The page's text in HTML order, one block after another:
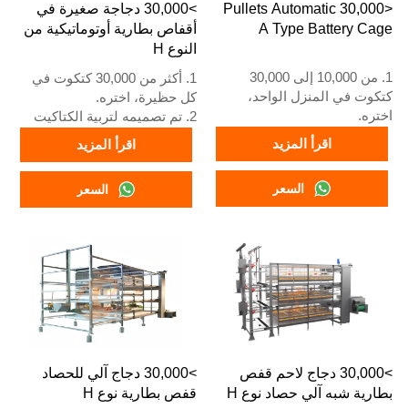
>30,000 دجاجة صغيرة في
أقفاص بطارية أوتوماتيكية من
النوع H
1. أكثر من 30,000 كتكوت في
كل حظيرة، اختره.
2. تم تصميمه لتربية الكتاكيت
إلى 16 أسبوعًا عندما تبدأ في
وضع البيض.
عامًا.
اصطناعي Vcloud، وخزانة تحكم
كهربائية، ومعدات أوتوماتيكية
للشرب، والتغذية، وتنظيف
السماد، وجمع البيض يدويًا.
5. رقم WhatsApp الخاص بنا
هو +8618830120193
اقرأ المزيد
السعر
<30,000 Pullets Automatic
A Type Battery Cage
1. من 10,000 إلى 30,000
كتكوت في المنزل الواحد،
اختره.
2. تم تصميمه لتربية الكتاكيت
إلى 16 أسبوعًا عندما تبدأ في
وضع البيض.
3. عمره الافتراضي أكثر من 25
4. هيكله عبارة عن اندماج ذكاء
اصطناعي Vcloud، وخزانة تحكم
كهربائية، ومعدات أوتوماتيكية
للشرب والتغذية وتنظيف
السماد، وجمع يدوي.
هو +86 18830120193.
اقرأ المزيد
السعر
>30,000 دجاج آلي للحصاد
قفص بطارية نوع H
>30,000 دجاج لاحم قفص
بطارية شبه آلي حصاد نوع H